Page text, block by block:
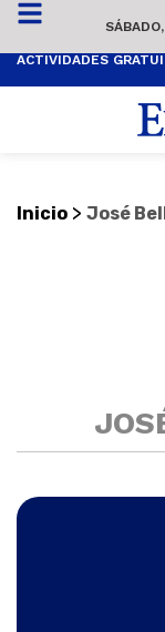
Inicio > José